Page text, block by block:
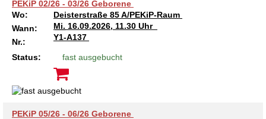
Kindertagesstätte Schneiderberg
Kindertagesstätte Sylter Weg
Kindertagesstätte Tresckowstraße
Kindertagesstätte Voltmerstraße
Offene Sprach-Sprechstunde
Familienzentrum
Kindertagesstätte Mühenkamp / Familienzentrum
Kindertagesstätte Petermannstraße /
Familienzentrum
Kindertagesstätte Pfarrlandplatz
PEKiP 02/26 - 03/26 Geborene
Wo:
Deisterstraße 85 A/PEKiP-Raum
Wann:
Mi. 16.09.2026, 11.30 Uhr
Nr.:
Y1-A137
Status: fast ausgebucht
PEKiP 05/26 - 06/26 Geborene